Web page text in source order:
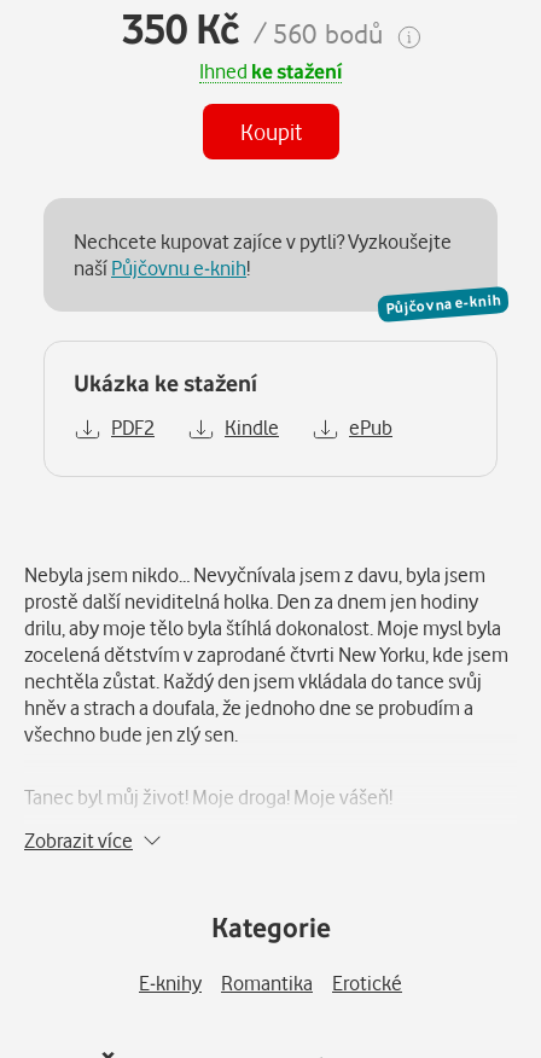
350 Kč / 560 bodů
Ihned ke stažení
Koupit
Půjčovna e-knih
Nechcete kupovat zajíce v pytli? Vyzkoušejte
našíPůjčovnu e-knih!
Ukázka ke stažení
PDF2 Kindle ePub
Nebyla jsem nikdo… Nevyčnívala jsem z davu, byla jsem
prostě další neviditelná holka. Den za dnem jen hodiny
drilu, aby moje tělo byla štíhlá dokonalost. Moje mysl byla
zocelená dětstvím v zaprodané čtvrti New Yorku, kde jsem
nechtěla zůstat. Každý den jsem vkládala do tance svůj
hněv a strach a doufala, že jednoho dne se probudím a
všechno bude jen zlý sen.
Tanec byl můj život! Moje droga! Moje vášeň!
Byl zatraceným KRÁLEM a jeho království byl New York.
Zkřížila jsem mu cestu, kterou dláždil těly svých nepřátel.
Jeho temná krása mi brala dech, ale já věděla, že jediné, co
mu nikdy nedám, bude moje DUŠE!
Zobrazit více
Kategorie
E-knihy Romantika Erotické